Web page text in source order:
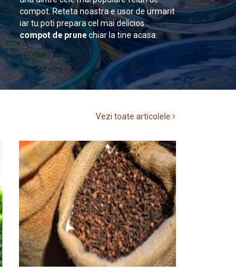
compot. Reteta noastra e usor de urmarit
iar tu poti prepara cel mai delicios
compot de prunechiar la tine acasa.
Vezi toate articolele